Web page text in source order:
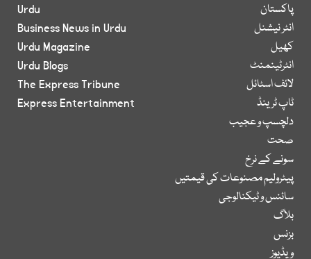
پاکستان
انٹر نیشنل
کھیل
انٹرٹینمنٹ
لائف اسٹائل
ٹاپ ٹرینڈ
دلچسپ و عجیب
صحت
سونے کے نرخ
پیٹرولیم مصنوعات کی قیمتیں
سائنس و ٹیکنالوجی
بلاگ
بزنس
ویڈیوز
Urdu
Business News in Urdu
Urdu Magazine
Urdu Blogs
The Express Tribune
Express Entertainment